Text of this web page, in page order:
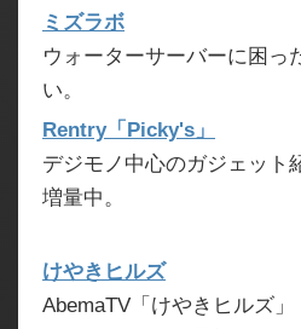
ミズラボ
ウォーターサーバーに困っ
い。
Rentry「Picky's」
デジモノ中心のガジェット
増量中。
けやきヒルズ
AbemaTV「けやきヒルズ